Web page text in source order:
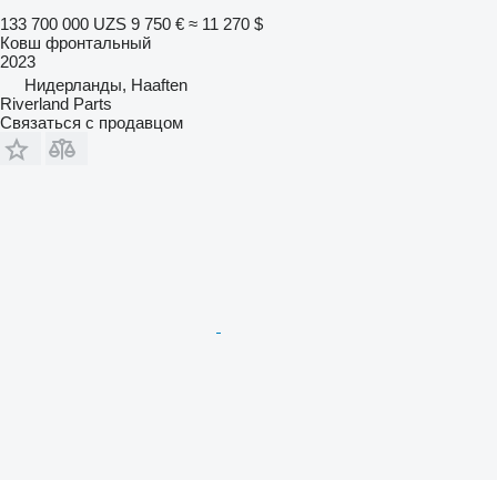
133 700 000 UZS 9 750 € ≈ 11 270 $
Ковш фронтальный
2023
Нидерланды, Haaften
Riverland Parts
Связаться с продавцом